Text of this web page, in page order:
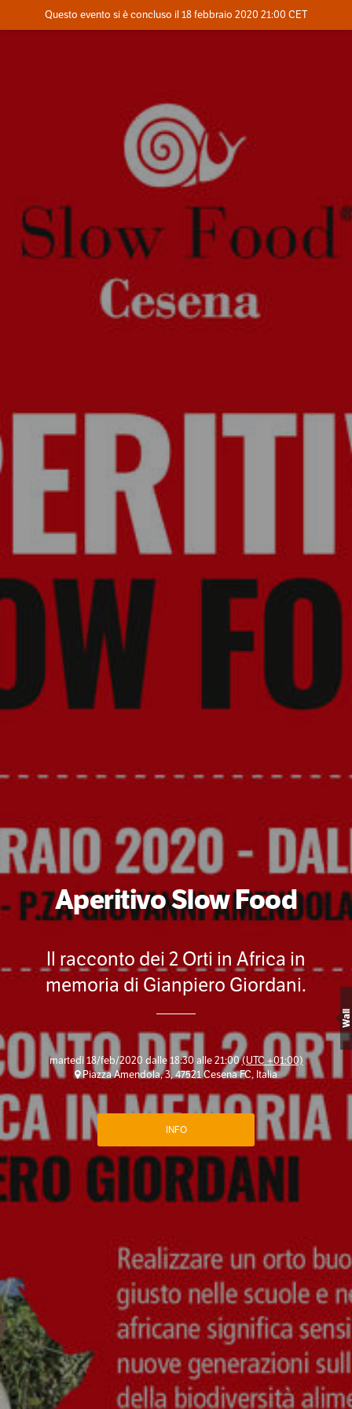
Dove
Questo evento si è concluso il 18 febbraio 2020 21:00 CET
Aperitivo Slow Food
Il racconto dei 2 Orti in Africa in
memoria di Gianpiero Giordani.
martedì 18/feb/2020 dalle 18:30 alle 21:00(UTC +01:00)
Piazza Amendola, 3, 47521 Cesena FC, Italia
INFO
Wall